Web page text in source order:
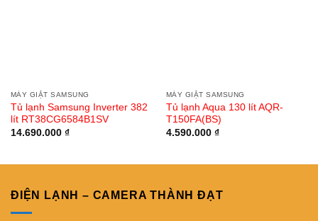
MÁY GIẶT SAMSUNG
Tủ lạnh Samsung Inverter 382
lít RT38CG6584B1SV
14.690.000 ₫
MÁY GIẶT SAMSUNG
Tủ lạnh Aqua 130 lít AQR-
T150FA(BS)
4.590.000 ₫
ĐIỆN LẠNH – CAMERA THÀNH ĐẠT